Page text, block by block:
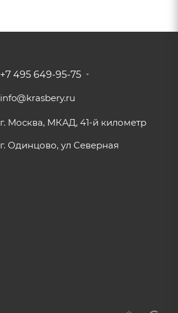
+7 495 649-95-75
info@krasbery.ru
г. Москва, МКАД, 41-й километр
г. Одинцово, ул Северная